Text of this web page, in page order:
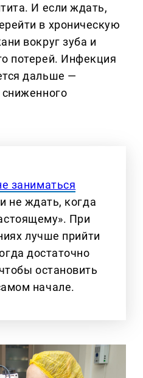
И если ждать,
в хроническую
вокруг зуба и
потерей. Инфекция
дальше —
сниженного
заниматься
и не ждать, когда
При
лучше прийти
достаточно
остановить
начале.